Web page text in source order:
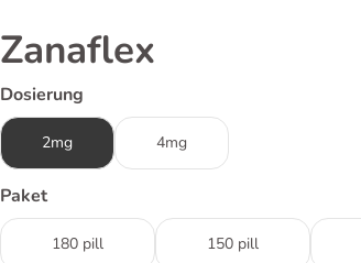
Zanaflex
Dosierung
2mg 4mg
Paket
180 pill 150 pill